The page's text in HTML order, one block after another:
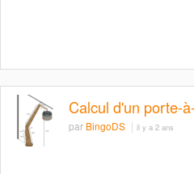
Calcul d'un porte-
par BingoDS il y a 2 ans